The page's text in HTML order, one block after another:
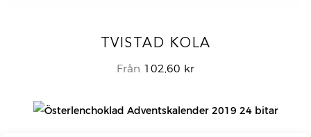
TVISTAD KOLA
Från 102,60 kr